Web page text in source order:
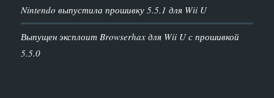
Nintendo выпустила прошивку 5.5.1 для Wii U
Выпущен эксплоит Browserhax для Wii U с прошивкой
5.5.0